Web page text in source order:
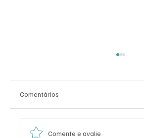
Comentários
Comente e avalie